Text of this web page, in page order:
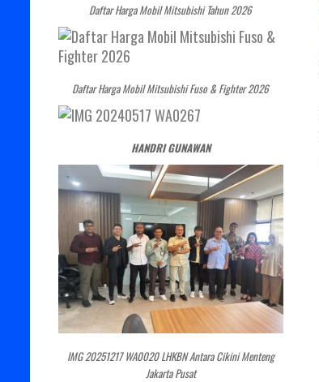
Daftar Harga Mobil Mitsubishi Tahun 2026
Daftar Harga Mobil Mitsubishi Fuso & Fighter 2026
HANDRI GUNAWAN
IMG 20251217 WA0020 LHKBN Antara Cikini Menteng
Jakarta Pusat